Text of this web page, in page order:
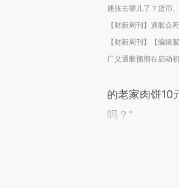
通胀去哪儿了？货币
【财新周刊】通胀会
【财新周刊】【编辑
广义通胀预期在启动
的老家肉饼10
吗？”